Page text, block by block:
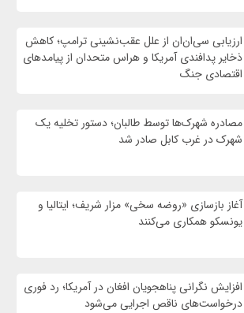
ارزیابی سی‌ان‌ان از علل عقب‌نشینی ترامپ؛ کاهش
ذخایر پدافندی آمریکا و هراس متحدان از پیامدهای
اقتصادی جنگ
مصادره شهرک‌ها توسط طالبان؛ دستور تخلیه یک
شهرک در غرب کابل صادر شد
آغاز بازسازی «روضه سخی» مزار شریف؛ ایتالیا و
یونسکو همکاری می‌کنند
افزایش نگرانی پناهجویان افغان در آمریکا؛ رد فوری
درخواست‌های ناقص اجرایی می‌شود